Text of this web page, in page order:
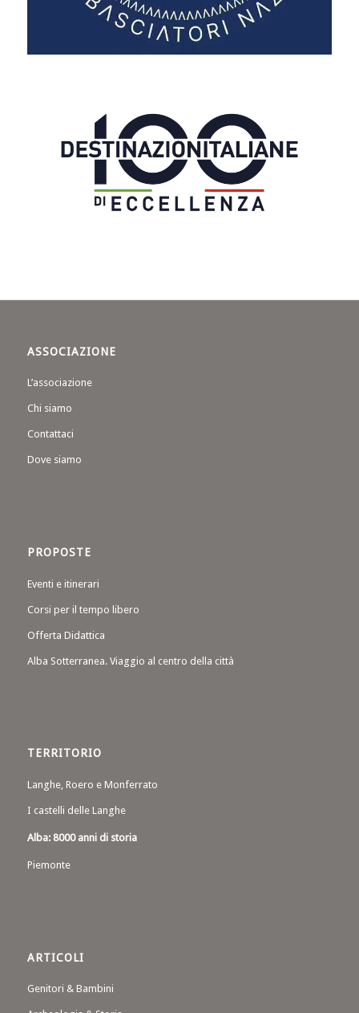
ASSOCIAZIONE
L’associazione
Chi siamo
Contattaci
Dove siamo
PROPOSTE
Eventi e itinerari
Corsi per il tempo libero
Offerta Didattica
Alba Sotterranea. Viaggio al centro della città
TERRITORIO
Langhe, Roero e Monferrato
I castelli delle Langhe
Alba: 8000 anni di storia
Piemonte
ARTICOLI
Genitori & Bambini